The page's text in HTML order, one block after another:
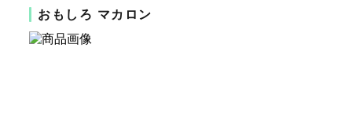
おもしろ マカロン